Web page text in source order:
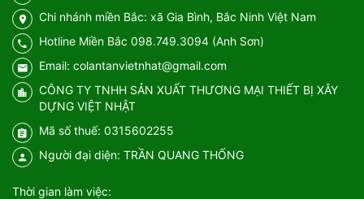
Chi nhánh miền Bắc: xã Gia Bình, Bắc Ninh Việt Nam
Hotline Miền Bắc 098.749.3094 (Anh Sơn)
Email: colantanvietnhat@gmail.com
CÔNG TY TNHH SẢN XUẤT THƯƠNG MẠI THIẾT BỊ XÂY
DỰNG VIỆT NHẬT
Mã số thuế: 0315602255
Người đại diện: TRẦN QUANG THỐNG
Thời gian làm việc: